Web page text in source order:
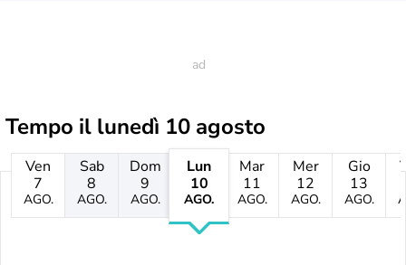
Tempo il lunedì 10 agosto
Ven
7
AGO.
Sab
8
AGO.
Dom
9
AGO.
Lun
10
AGO.
Mar
11
AGO.
Mer
12
AGO.
Gio
13
AGO.